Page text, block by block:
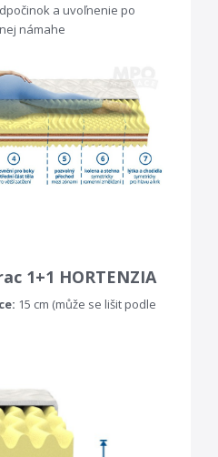
a uvoľnenie po
námahe
1+1 HORTENZIA
15 cm (může se lišit podle